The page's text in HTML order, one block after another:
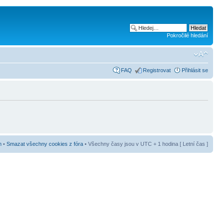
Pokročilé hledání
FAQ Registrovat Přihlásit se
• Smazat všechny cookies z fóra • Všechny časy jsou v UTC + 1 hodina [ Letní čas ]